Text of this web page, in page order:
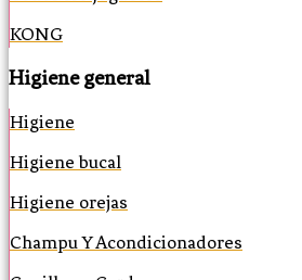
KONG
Higiene general
Higiene
Higiene bucal
Higiene orejas
Champu Y Acondicionadores